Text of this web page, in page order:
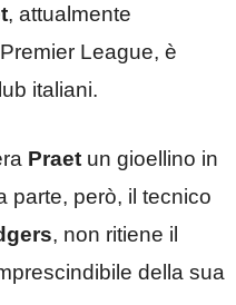
, attualmente
League, è
italiani.
Praet un gioellino in
parte, però, il tecnico
, non ritiene il
della sua